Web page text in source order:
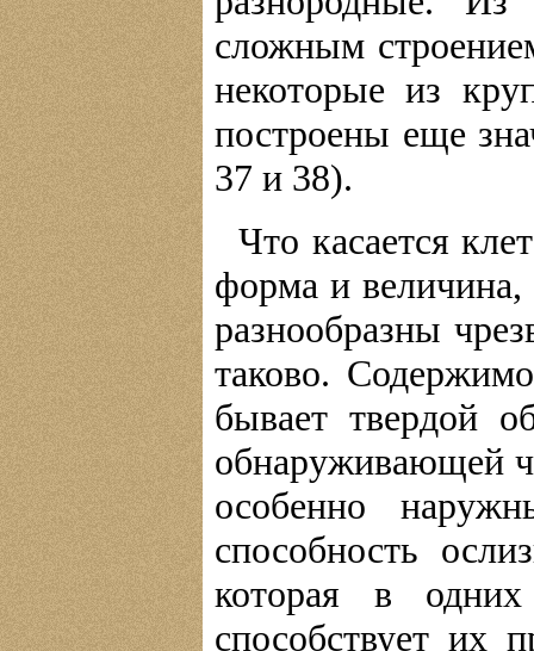
сложным
некоторые из
построены еще
37 и 38).
Что касается
форма и величина,
разнообразны
таково.
бывает твердой
обнаруживающей
особенно
способность
которая в
способствует их